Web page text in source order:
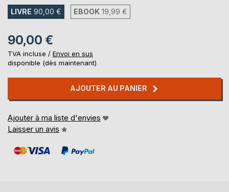
LIVRE 90,00 € EBOOK 19,99 €
90,00 €
TVA incluse / Envoi en sus
disponible (dès maintenant)
AJOUTER AU PANIER
Ajouter à ma liste d'envies
Laisser un avis